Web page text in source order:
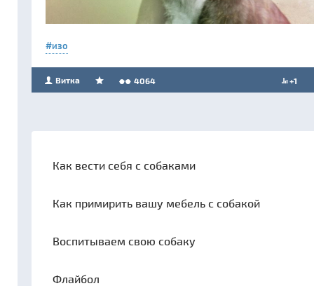
изо
Витка +1
4064
Как вести себя с собаками
Как примирить вашу мебель с собакой
Воспитываем свою собаку
Флайбол